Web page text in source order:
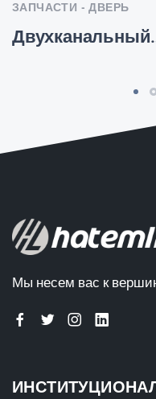
ЗАПЧАСТИ - ДВЕРЬ
Мы несем вас к